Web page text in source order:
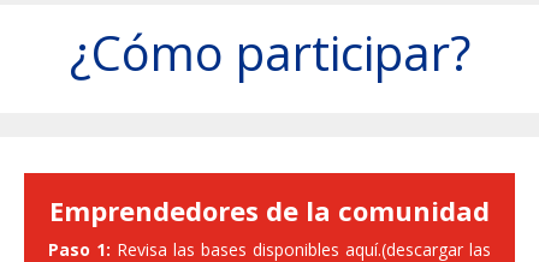
¿Cómo participar?
Emprendedores de la comunidad
Paso 1: Revisa las bases disponibles aquí.(descargar las